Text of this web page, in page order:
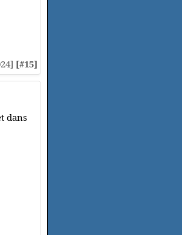
[#15]
dans